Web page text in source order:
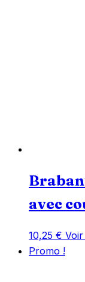
avec
10,25 €
Promo !